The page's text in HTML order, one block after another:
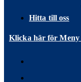
Hitta till oss
Klicka här för Meny